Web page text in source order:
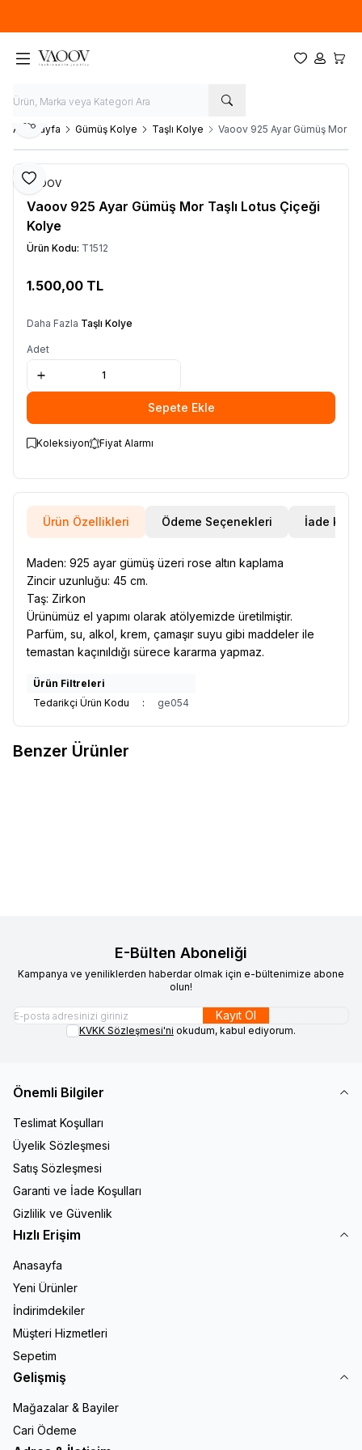
Favorilerim
Hesabım
Ana Sayfa Gümüş Kolye Taşlı Kolye Vaoov 925 Ayar Gümüş Mor
Favoriye Ekle
Paylaş
VAOOV
Vaoov 925 Ayar Gümüş Mor Taşlı Lotus Çiçeği
Kolye
Ürün Kodu: T1512
1.500,00 TL
Daha Fazla Taşlı Kolye
Adet
Sepete Ekle
Koleksiyon Fiyat Alarmı
Ürün Özellikleri Ödeme Seçenekleri İade
Maden: 925 ayar gümüş üzeri rose altın kaplama
Zincir uzunluğu: 45 cm.
Taş: Zirkon
Ürünümüz el yapımı olarak atölyemizde üretilmiştir.
Parfüm, su, alkol, krem, çamaşır suyu gibi maddeler ile
temastan kaçınıldığı sürece kararma yapmaz.
Ürün Filtreleri
Tedarikçi Ürün Kodu
: ge054
Benzer Ürünler
E-Bülten Aboneliği
Kampanya ve yeniliklerden haberdar olmak için e-bültenimize abone
olun!
Kayıt Ol
KVKK Sözleşmesi'ni okudum, kabul ediyorum.
Önemli Bilgiler
Teslimat Koşulları
Üyelik Sözleşmesi
Satış Sözleşmesi
Garanti ve İade Koşulları
Gizlilik ve Güvenlik
Hızlı Erişim
Anasayfa
Yeni Ürünler
İndirimdekiler
Müşteri Hizmetleri
Sepetim
Gelişmiş
Mağazalar & Bayiler
Cari Ödeme